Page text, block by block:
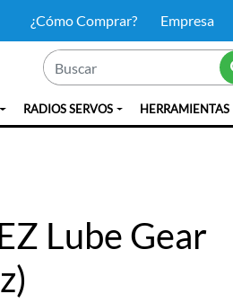
¿Cómo Comprar? Empresa
RADIOS SERVOS HERRAMIENTAS
Lube Gear